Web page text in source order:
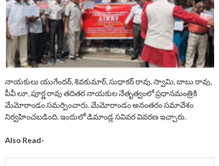
నాయకులు యుగేందర్, శివకుమార్, సుధాకర్ రావు, స్వామి, బాబు రావు,
పీవీ లూ, పూర్ణ రావు తదితర నాయకుల నేతృత్వంలో ప్రధానమంత్రికి
మేమోరాండం సమర్పించారు. మేమోరాండం అనంతరం సమావేశం
నిర్వహించబడింది. ఇందులో డిమాండ్ల సవివర వివరణ ఇచ్చారు.
Also Read-